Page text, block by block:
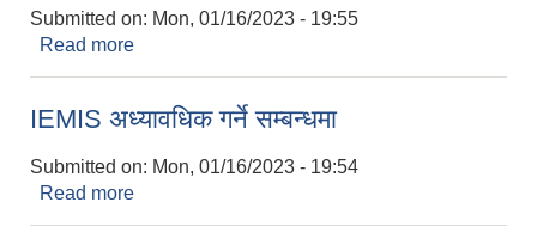
Submitted on: Mon, 01/16/2023 - 19:55
Read more
IEMIS अध्यावधिक गर्ने सम्बन्धमा
Submitted on: Mon, 01/16/2023 - 19:54
Read more